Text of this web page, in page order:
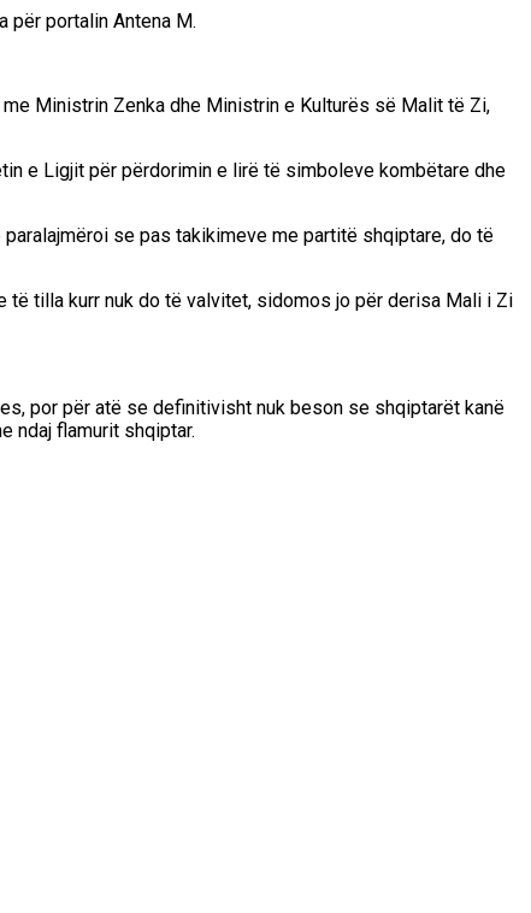
për portalin Antena M.
Ministrin Zenka dhe Ministrin e Kulturës së Malit të Zi,
e Ligjit për përdorimin e lirë të simboleve kombëtare dhe
se pas takikimeve me partitë shqiptare, do të
të tilla kurr nuk do të valvitet, sidomos jo për derisa Mali i Zi
por për atë se definitivisht nuk beson se shqiptarët kanë
ndaj flamurit shqiptar.